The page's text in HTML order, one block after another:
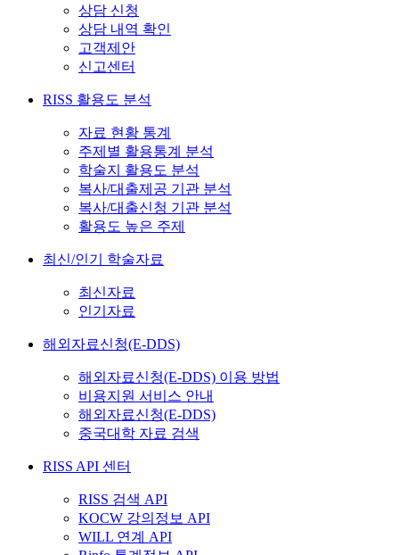
상담 신청
상담 내역 확인
고객제안
신고센터
RISS 활용도 분석
자료 현황 통계
주제별 활용통계 분석
학술지 활용도 분석
복사/대출제공 기관 분석
복사/대출신청 기관 분석
활용도 높은 주제
최신/인기 학술자료
최신자료
인기자료
해외자료신청(E-DDS)
해외자료신청(E-DDS) 이용 방법
비용지원 서비스 안내
해외자료신청(E-DDS)
중국대학 자료 검색
RISS API 센터
RISS 검색 API
KOCW 강의정보 API
WILL 연계 API